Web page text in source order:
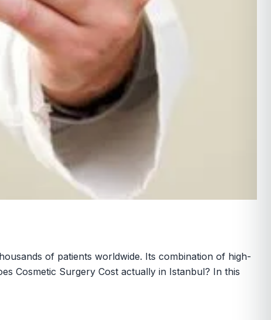
of patients worldwide. Its combination of high-
Cosmetic Surgery Cost actually in Istanbul? In this